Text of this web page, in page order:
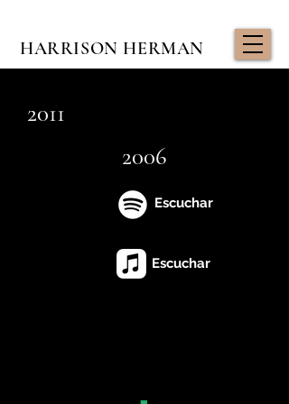
HARRISON HERMAN
2011
2006
Escuchar
Escuchar